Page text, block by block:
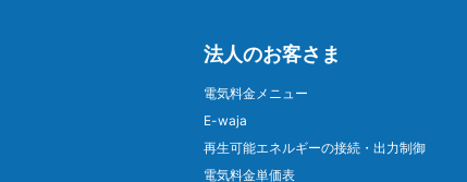
法人のお客さま
電気料金メニュー
E-waja
再生可能エネルギーの接続・出力制御
電気料金単価表